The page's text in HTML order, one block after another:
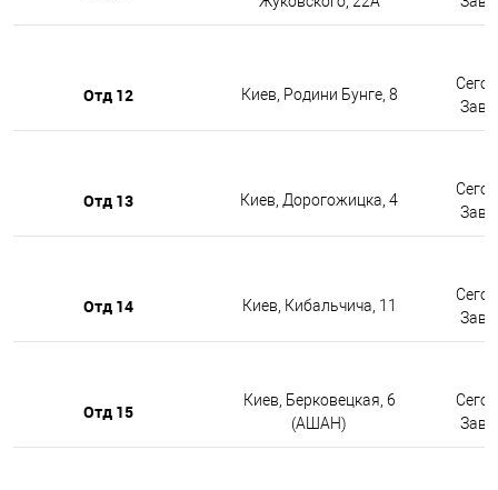
Отд 12 Киев, Родини Бунге, 8
Отд 13 Киев, Дорогожицка, 4
Отд 14 Киев, Кибальчича, 11
Отд 15
Киев, Берковецкая, 6
(АШАН)